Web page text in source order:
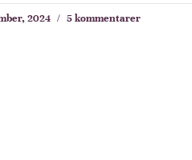
2024 5 kommentarer